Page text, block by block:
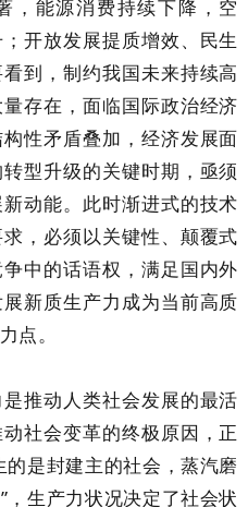
，能源消费持续下降，空
开放发展提质增效、民生
到，制约我国未来持续高
存在，面临国际政治经济
性矛盾叠加，经济发展面
型升级的关键时期，亟须
动能。此时渐进式的技术
，必须以关键性、颠覆式
中的话语权，满足国内外
新质生产力成为当前高质
点。
推动人类社会发展的最活
社会变革的终极原因，正
是封建主的社会，蒸汽磨
生产力状况决定了社会状